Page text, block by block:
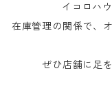
イコロハ
在庫管理の関係で、
ぜひ店舗に足